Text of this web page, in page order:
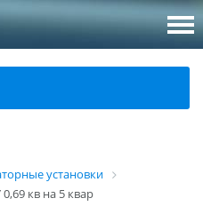
8
установки
кв на 5 квар